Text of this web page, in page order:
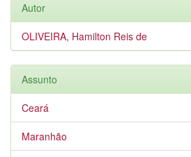
Autor
OLIVEIRA, Hamilton Reis de
Assunto
Ceará
Maranhão